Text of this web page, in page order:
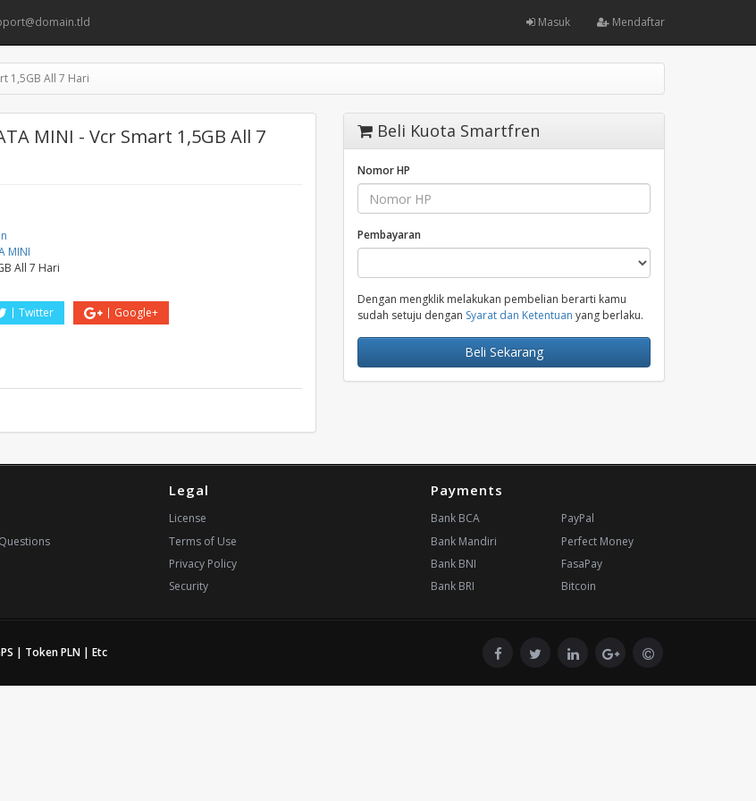
Masuk Mendaftar
1,5GB All 7 Hari
MINI - Vcr Smart 1,5GB All 7
MINI
All 7 Hari
Twitter Google+
Beli Kuota Smartfren
Nomor HP
Pembayaran
Dengan mengklik melakukan pembelian berarti kamu
sudah setuju dengan Syarat dan Ketentuan yang berlaku.
Beli Sekarang
Legal
License
Terms of Use
Privacy Policy
Security
Payments
Bank BCA
Bank Mandiri
Bank BNI
Bank BRI
PayPal
Perfect Money
FasaPay
Bitcoin
| Token PLN | Etc